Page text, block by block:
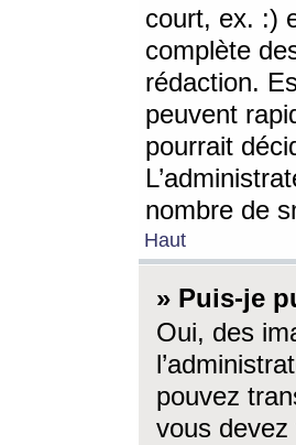
court, ex. :)
complète
rédaction.
peuvent
pourrait
nombre de
Haut
» Puis-je
Oui, des
pouvez
vous